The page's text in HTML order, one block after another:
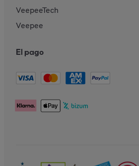
VeepeeTech
Veepee
El pago